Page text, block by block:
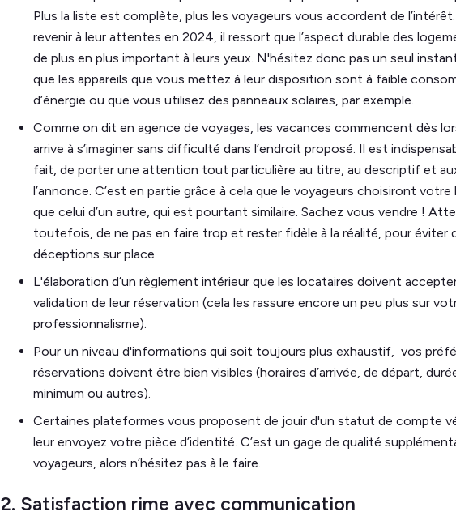
Plus la liste est complète, plus les voyageurs vous accordent de
revenir à leur attentes en 2024, il ressort que l’aspect durable des
de plus en plus important à leurs yeux. N'hésitez donc pas un seul
que les appareils que vous mettez à leur disposition sont à faible
d’énergie ou que vous utilisez des panneaux solaires, par exemple.
Comme on dit en agence de voyages, les vacances commencent dès
arrive à s’imaginer sans difficulté dans l’endroit proposé. Il est
fait, de porter une attention tout particulière au titre, au descriptif et
l’annonce. C’est en partie grâce à cela que le voyageurs choisiront
que celui d’un autre, qui est pourtant similaire. Sachez vous vendre !
toutefois, de ne pas en faire trop et rester fidèle à la réalité, pour éviter
déceptions sur place.
L'élaboration d’un règlement intérieur que les locataires doivent
validation de leur réservation (cela les rassure encore un peu plus sur
professionnalisme).
Pour un niveau d'informations qui soit toujours plus exhaustif, vos
réservations doivent être bien visibles (horaires d’arrivée, de départ,
minimum ou autres).
Certaines plateformes vous proposent de jouir d'un statut de compte
leur envoyez votre pièce d’identité. C’est un gage de qualité
voyageurs, alors n’hésitez pas à le faire.
2. Satisfaction rime avec communication